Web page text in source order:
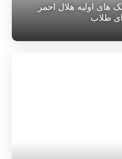
های اولیه هلال احمر
طلاب